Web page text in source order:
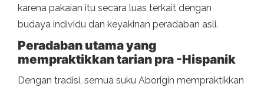
karena pakaian itu secara luas terkait dengan
budaya individu dan keyakinan peradaban asli.
Peradaban utama yang
mempraktikkan tarian pra -Hispanik
Dengan tradisi, semua suku Aborigin mempraktikkan